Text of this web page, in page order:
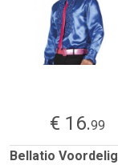
€ 16.99
Bellatio